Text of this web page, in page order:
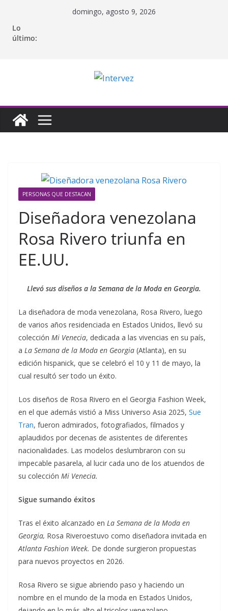
contenido
domingo, agosto 9, 2026
Lo
último:
PERSONAS QUE DESTACAN
Diseñadora venezolana
Rosa Rivero triunfa en
EE.UU.
Llevó sus diseños a la Semana de la Moda en Georgia.
La diseñadora de moda venezolana, Rosa Rivero, luego
de varios años residenciada en Estados Unidos, llevó su
colección Mi Venecia, dedicada a las vivencias en su país,
a La Semana de la Moda en Georgia (Atlanta), en su
edición hispanick, que se celebró el 10 y 11 de mayo, la
cual resultó ser todo un éxito.
Los diseños de Rosa Rivero en el Georgia Fashion Week,
en el que además vistió a Miss Universo Asia 2025, Sue
Tran, fueron admirados, fotografiados, filmados y
aplaudidos por decenas de asistentes de diferentes
nacionalidades. Las modelos deslumbraron con su
impecable pasarela, al lucir cada uno de los atuendos de
su colección Mi Venecia.
Sigue sumando éxitos
Tras el éxito alcanzado en La Semana de la Moda en
Georgia, Rosa Riveroestuvo como diseñadora invitada en
Atlanta Fashion Week. De donde surgieron propuestas
para nuevos proyectos en 2026.
Rosa Rivero se sigue abriendo paso y haciendo un
nombre en el mundo de la moda en Estados Unidos,